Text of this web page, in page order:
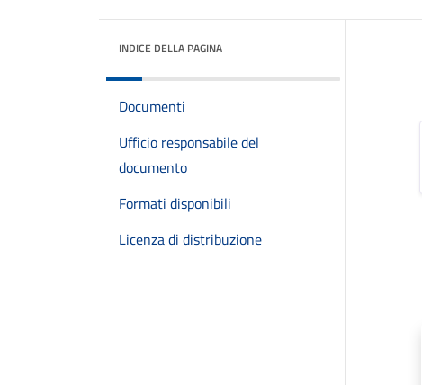
INDICE DELLA PAGINA
Documenti
Ufficio responsabile del
documento
Formati disponibili
Licenza di distribuzione